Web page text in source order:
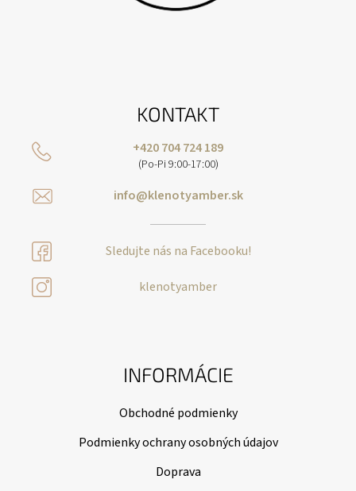
KONTAKT
+420 704 724 189
(Po-Pi 9:00-17:00)
info@klenotyamber.sk
Sledujte nás na Facebooku!
klenotyamber
INFORMÁCIE
Obchodné podmienky
Podmienky ochrany osobných údajov
Doprava